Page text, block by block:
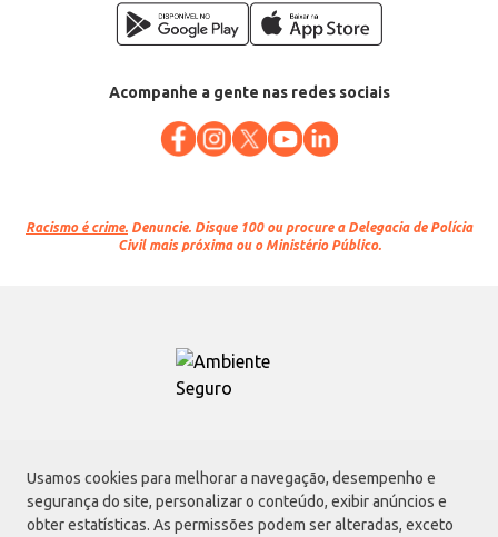
Usamos cookies para melhorar a navegação, desempenho e
segurança do site, personalizar o conteúdo, exibir anúncios e
obter estatísticas. As permissões podem ser alteradas, exceto
Acompanhe a gente nas redes sociais
Racismo é crime. Denuncie. Disque 100 ou procure a Delegacia de Polícia
Civil mais próxima ou o Ministério Público.
Atacadão S.A.
Avenida Morvan Dias de Figueiredo, 6169, Vila Maria, São Paulo - SP | CEP
02170-901 | CNPJ: 75.315.333/0001-09